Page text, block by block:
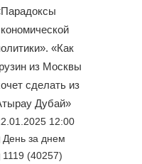
«Как
из Москвы
сделать из
Дубай»
12:00
День за днем
1119 (40257)